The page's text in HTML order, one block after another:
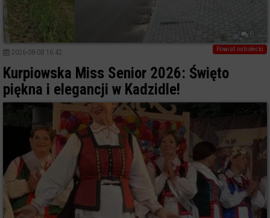
0
Powiat ostrołecki
2026-08-08 16:42
Kurpiowska Miss Senior 2026: Święto
piękna i elegancji w Kadzidle!